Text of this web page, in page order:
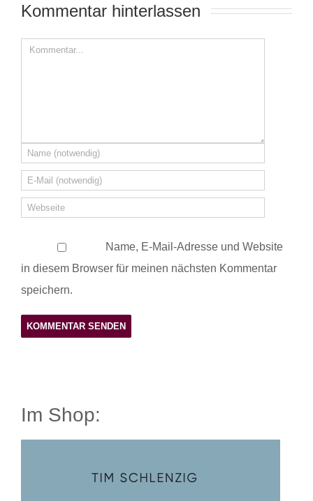
Kommentar hinterlassen
Name, E-Mail-Adresse und Website
in diesem Browser für meinen nächsten Kommentar
speichern.
Im Shop: